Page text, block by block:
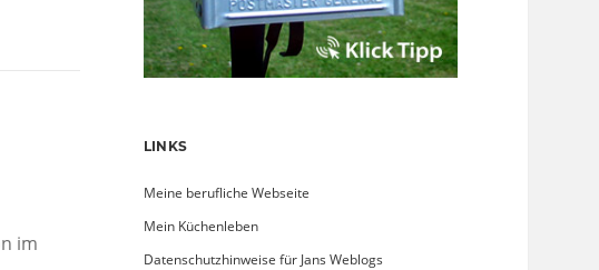
im
LINKS
Meine berufliche Webseite
Mein Küchenleben
Datenschutzhinweise für Jans Weblogs